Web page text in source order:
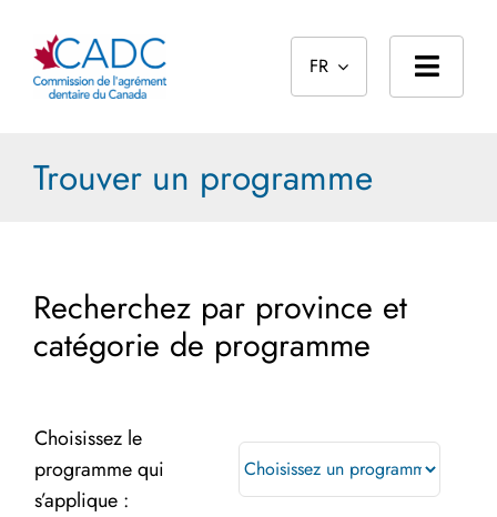
content
Le processus d’agrément
Reconnaissances des diplômes étrangers
FR
Trouver un programme
Recherchez par province et
catégorie de programme
Choisissez le
programme qui
s’applique :